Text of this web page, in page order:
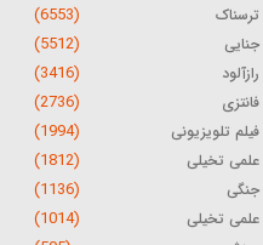
ترسناک (6553)
جنایی (5512)
رازآلود (3416)
فانتزی (2736)
فیلم تلویزیونی (1994)
علمی تخیلی (1812)
جنگی (1136)
علمی تخیلی (1014)